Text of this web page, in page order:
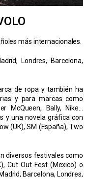
más internacionales.
Londres, Barcelona,
de ropa y también ha
y para marcas como
McQueen, Bally, Nike…
y una novela gráfica con
(UK), SM (España), Two
diversos festivales como
Cut Out Fest (Mexico) o
Barcelona, Londres,